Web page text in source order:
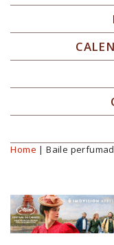
Você está
Home | Baile